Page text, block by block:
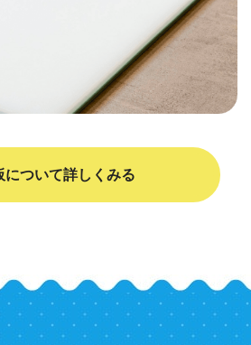
について詳しくみる